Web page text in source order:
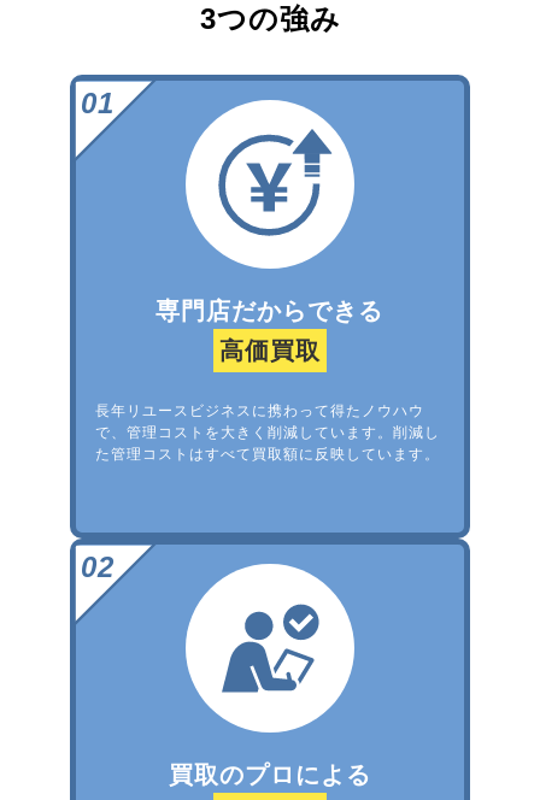
3つの強み
専門店だからできる
高価買取
長年リユースビジネスに携わって得たノウハウ
で、管理コストを大きく削減しています。削減し
た管理コストはすべて買取額に反映しています。
買取のプロによる